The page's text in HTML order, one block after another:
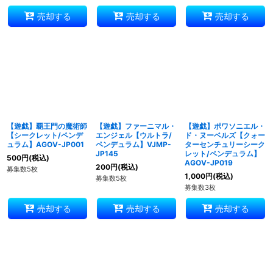
売却する 売却する 売却する
【遊戯】覇王門の魔術師
【シークレット/ペンデ
ュラム】AGOV-JP001
500円(税込)
募集数5枚
売却する
【遊戯】ファーニマル・
エンジェル【ウルトラ/
ペンデュラム】VJMP-
JP145
200円(税込)
募集数5枚
売却する
【遊戯】ポワソニエル・
ド・ヌーベルズ【クォー
ターセンチュリーシーク
レット/ペンデュラム】
AGOV-JP019
1,000円(税込)
募集数3枚
売却する